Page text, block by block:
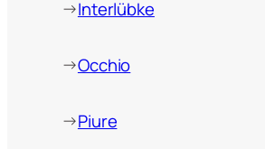
→Interlübke
→Occhio
→Piure